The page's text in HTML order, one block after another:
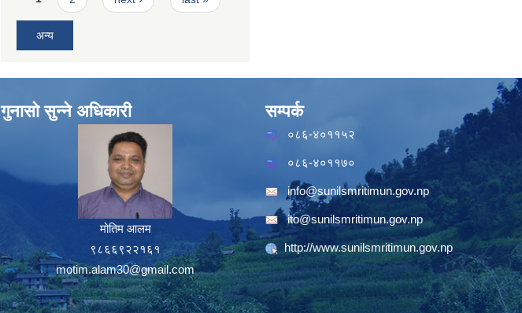
अन्य
गुनासो सुन्ने अधिकारी
मोतिम आलम
९८६६९२२१६१
motim.alam30@gmail.com
सम्पर्क
०८६-४०११५२
०८६-४०११७०
info@sunilsmritimun.gov.np
ito@sunilsmritimun.gov.np
http://www.sunilsmritimun.gov.np